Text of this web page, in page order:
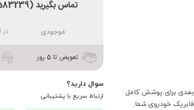
برای پوشش کامل
خودروی شما.
تماس بگیرید (5583239-0936)
موجودی: در
تعویض تا 5 روز
سوال دارید؟
ارتباط سریع با پشتیبانی